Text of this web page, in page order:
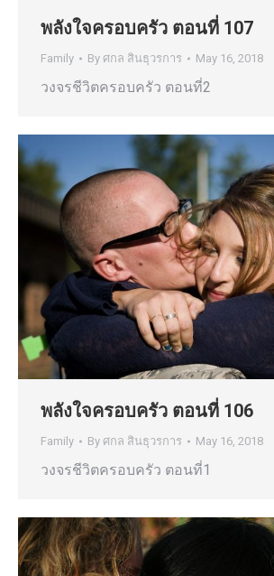
พลังใจครอบครัว ตอนที่ 107
Family By ศกล สินธุวรการ May 16, 2018
วงจรชีวิตครอบครัว ตอนที่2
พลังใจครอบครัว ตอนที่ 106
Family By ศกล สินธุวรการ May 16, 2018
วงจรชีวิตครอบครัว ตอนที่1